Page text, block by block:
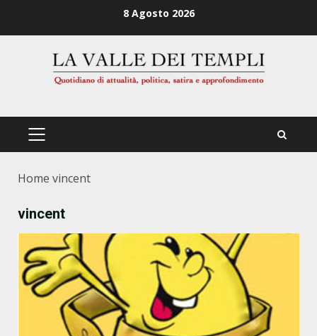
8 Agosto 2026
PRIMÄRES
Home vincent
vincent